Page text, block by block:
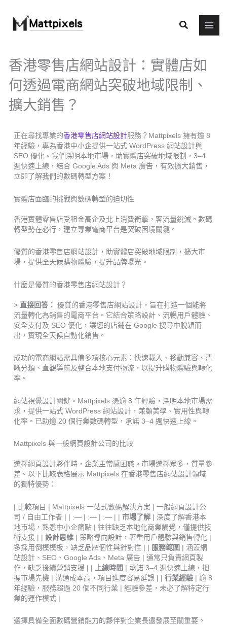
content
Search
香港零售店網站設計：實體店如
何透過電商網站突破地域限制、
擴大銷售？
正在尋找專業的香港零售店網站設計服務？Mattpixels 擁有逾 8
年經驗，專為香港中小企提供一站式 WordPress 網站設計與
SEO 優化。我們深明本地市場，助實體店突破地域限制，3–4
週快速上線，結合 Google Ads 與 Meta 廣告，有效擴大銷售，
立即了解我們的數碼轉型方案！
實體店面臨的挑戰與數碼轉型的迫切性
香港實體零售店受租金高企及北上消費衝擊，客流量銳減。數碼
轉型勢在必行，建立專業電商平台是突破困境關鍵。
優質的香港零售店網站設計，助實體店突破地域限制，擴大市
場，提供全天候購物體驗，提升品牌曝光。
什麼是優質的香港零售店網站設計？
> 直接回答： 優質的香港零售店網站設計，旨在打造一個能將
流量轉化為銷售的電商平台。它結合策略設計、流暢用戶體驗、
安全支付及 SEO 優化，讓您的店鋪在 Google 搜尋中脫穎而
出，實現全天候自動化銷售。
成功的電商網站需具備多項核心元素：快速載入、移動兼容、清
晰分類、直觀導航及整合本地支付物流，以提升購物體驗與轉化
率。
網站視覺設計關鍵。Mattpixels 憑逾 8 年經驗，深明本地市場需
求，提供一站式 WordPress 網站設計，兼顧美學、實用性與轉
化率。已助逾 20 個行業數碼轉型，承諾 3–4 週快速上線。
Mattpixels 與一般網頁設計公司的比較
選擇網頁設計夥伴時，企業主常感困惑。市場選擇眾多，質量參
差。以下比較表格展示 Mattpixels 在香港零售店網站設計領域
的獨特優勢：
| 比較項目 | Mattpixels 一站式數碼解決方案 | 一般網頁設計公
司 / 自由工作者 | | :— | :— | :— | |市場了解 | 深度了解香港本
地市場，熟悉中小企痛點 | 往往缺乏本地化商業觸覺，僅提供技
術支援 | |設計思維 | 策略導向設計，著重用戶體驗與銷售轉化 |
多採用倒模模板，缺乏品牌個性與針對性 | | 服務範圍 | 涵蓋網
站設計、SEO、Google Ads、Meta 廣告 | 通常只負責網頁製
作，缺乏後續營銷支援 | |
上線時間 | 承諾 3–4 週快速上線，把
握市場先機 | 溝通成本高，項目進度容易延誤 | |行業經驗 | 逾 8
年經驗，服務超過 20 個不同行業 | 經驗參差，未必了解特定行
業的運作模式 |
選擇具備全面數碼營銷能力的夥伴對企業長遠發展至關重要。